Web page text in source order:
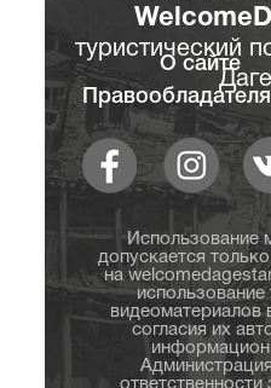
туристический
О сайте
Использование
допускается
на
видеоматериалов
согласия их
ответственности